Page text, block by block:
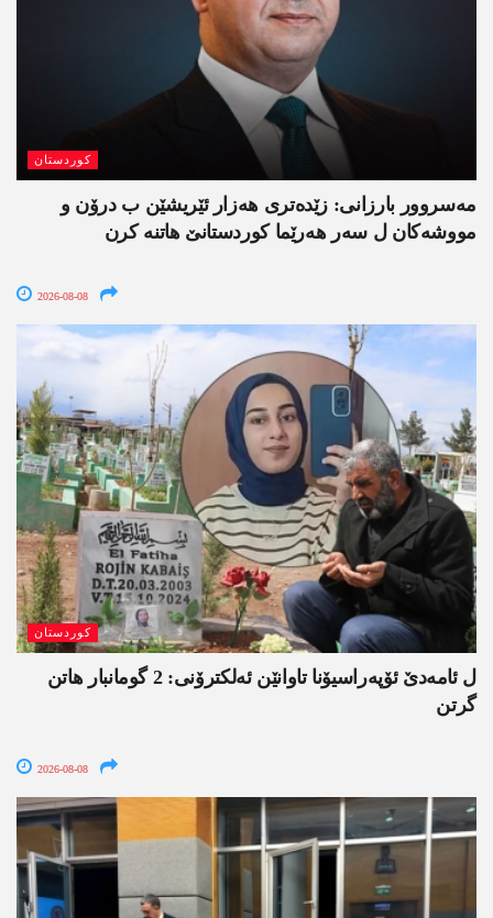
کوردستان
مەسروور بارزانی: زێدەتری ھەزار ئێریشێن ب درۆن و
مووشەکان ل سەر ھەرێما کوردستانێ ھاتنە کرن
2026-08-08
کوردستان
ل ئامەدێ ئۆپەراسیۆنا تاوانێن ئەلکترۆنی: 2 گومانبار ھاتن
گرتن
2026-08-08